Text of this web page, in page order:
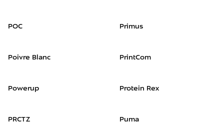
POC
Poivre Blanc
Powerup
PRCTZ
Primus
PrintCom
Protein Rex
Puma